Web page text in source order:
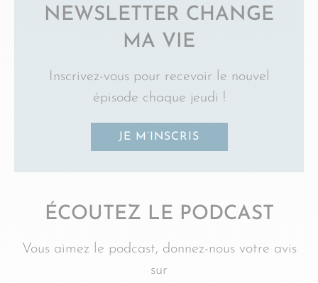
NEWSLETTER CHANGE
MA VIE
Inscrivez-vous pour recevoir le nouvel
épisode chaque jeudi !
JE M’INSCRIS
ÉCOUTEZ LE PODCAST
Vous aimez le podcast, donnez-nous votre avis
sur